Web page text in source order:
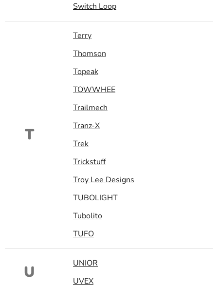
Switch Loop
T
Terry
Thomson
Topeak
TOWWHEE
Trailmech
Tranz-X
Trek
Trickstuff
Troy Lee Designs
TUBOLIGHT
Tubolito
TUFO
U
UNIOR
UVEX